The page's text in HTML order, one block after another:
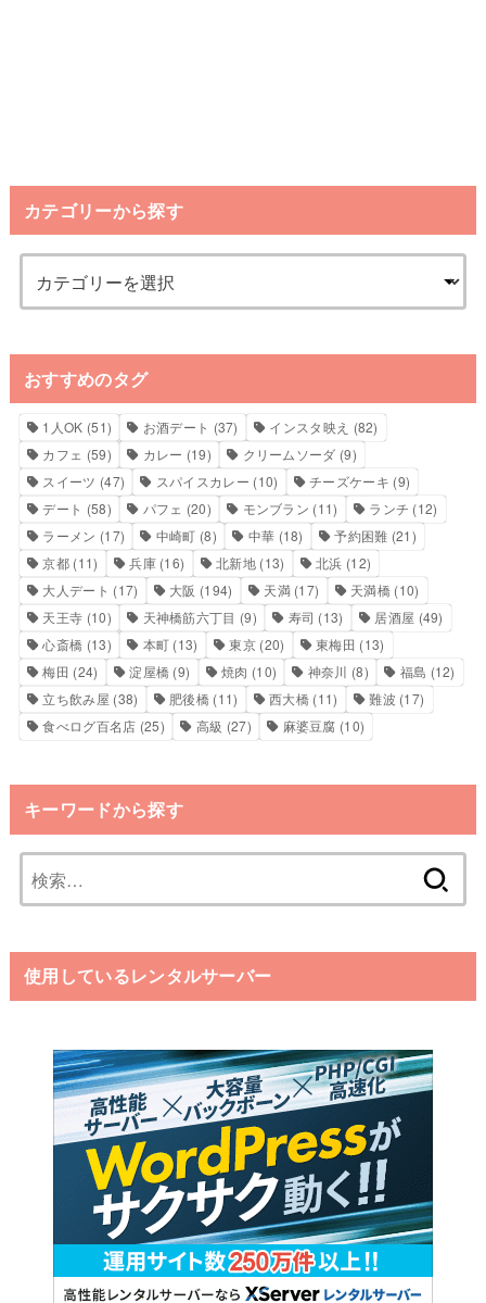
カテゴリーから探す
おすすめのタグ
1人OK (51) お酒デート (37) インスタ映え (82)
カフェ (59) カレー (19) クリームソーダ (9)
スイーツ (47) スパイスカレー (10) チーズケーキ (9)
デート (58) パフェ (20) モンブラン (11) ランチ (12)
ラーメン (17) 中崎町 (8) 中華 (18) 予約困難 (21)
京都 (11) 兵庫(16) 北新地(13) 北浜 (12)
大人デート (17) 大阪 (194) 天満(17) 天満橋(10)
天王寺 (10) 天神橋筋六丁目 (9) 寿司 (13) 居酒屋 (49)
心斎橋 (13) 本町 (13) 東京(20) 東梅田 (13)
梅田 (24) 淀屋橋 (9) 焼肉 (10) 神奈川 (8) 福島 (12)
立ち飲み屋 (38) 肥後橋 (11) 西大橋 (11) 難波 (17)
食べログ百名店 (25) 高級 (27) 麻婆豆腐 (10)
キーワードから探す
索:
使用しているレンタルサーバー